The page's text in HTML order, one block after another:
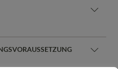
Arbeit mit Menschen
sie sich für ihre Herkunft,